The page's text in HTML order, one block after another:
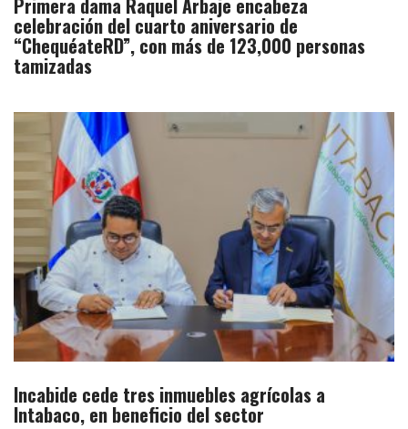
celebración del cuarto aniversario de
“ChequéateRD”, con más de 123,000 personas
tamizadas
Incabide cede tres inmuebles agrícolas a
Intabaco, en beneficio del sector